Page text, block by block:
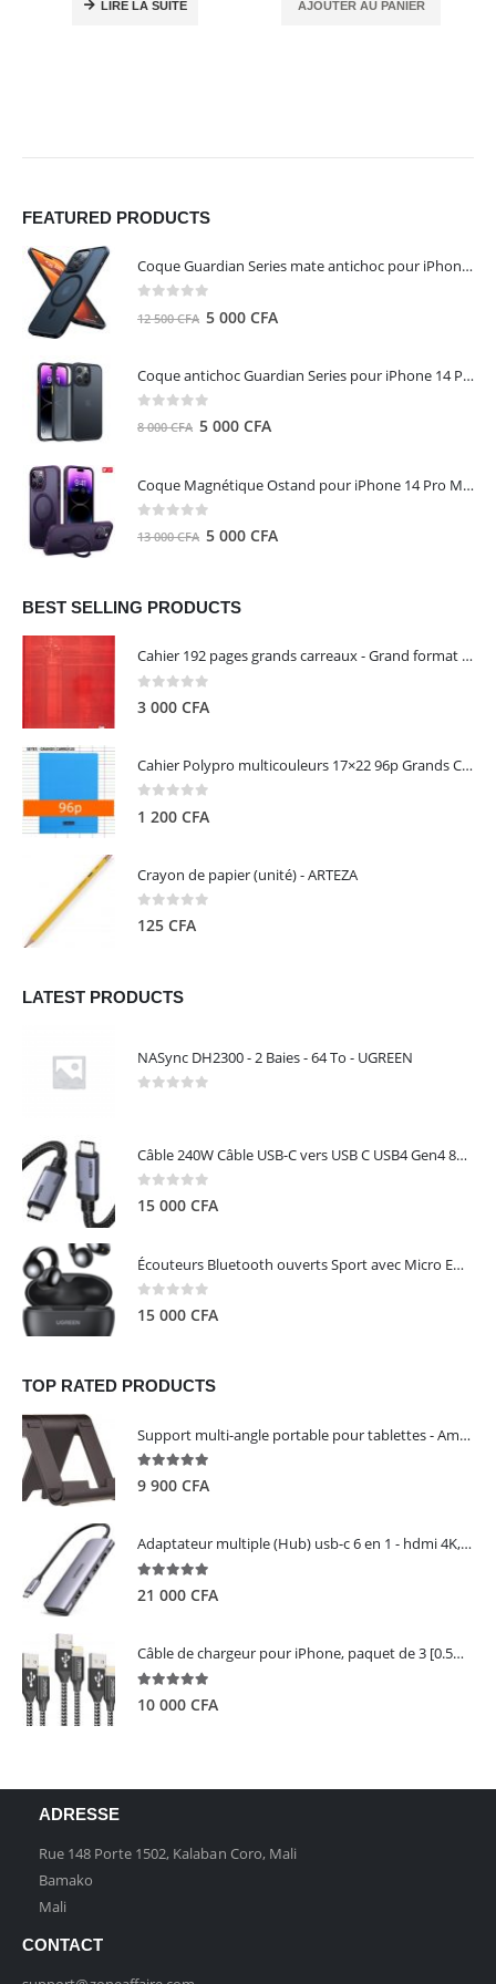
LIRE LA SUITE AJOUTER AU PANIER
FEATURED PRODUCTS
Coque Guardian Series mate antichoc pour iPhone 15 Pro Max avec Magsafe Noir - Torras
12 500CFA Le
500 CFA.
5 000 CFA
Coque antichoc Guardian Series pour iPhone 14 Pro Max - TORRAS
out of 5
8 000CFA Le
était :
8
000 CFA.
5 000 CFALe
est :
000 CFA.
Coque Magnétique Ostand pour iPhone 14 Pro Max - Violet Foncé - TORRAS
13 000CFA Le
était :
000 CFA.
5 000 CFA
000 CFA.
BEST SELLING PRODUCTS
Cahier 192 pages grands carreaux - Grand format - Brochure dos toilé - 24x32 cm - Papier blanc 90 g - Couverture carte pelliculée couleur aléatoire - Clairefontaine
3 000 CFA
Cahier Polypro multicouleurs 17×22 96p Grands Carreaux Séyès 90g - CALLIGRAPHE
1 200 CFA
Crayon de papier (unité) - ARTEZA
0 out of 5
125 CFA
LATEST PRODUCTS
NASync DH2300 - 2 Baies - 64 To - UGREEN
Câble 240W Câble USB-C vers USB C USB4 Gen4 80Gbps pour Thunderbolt 5/4/3, Premium 18K double écran triple 4K PD3.1 - UGREEN
0 out of 5
15 000 CFA
Écouteurs Bluetooth ouverts Sport avec Micro ENC IPX5 – HiTune S3 UGREEN 45785
0 out of 5
15 000 CFA
TOP RATED PRODUCTS
Support multi-angle portable pour tablettes - Amazon Basics
5.00out of 5
9 900 CFA
Adaptateur multiple (Hub) usb-c 6 en 1 - hdmi 4K, 3 ports USB 3.0 et lecteur de carte sd tf - UGREEN
5.00out of 5
21 000 CFA
Câble de chargeur pour iPhone, paquet de 3 [0.5M 1M 2M] - GIANAC
10 000 CFA
ADRESSE
Rue 148 Porte 1502, Kalaban Coro, Mali
Bamako
Mali
CONTACT